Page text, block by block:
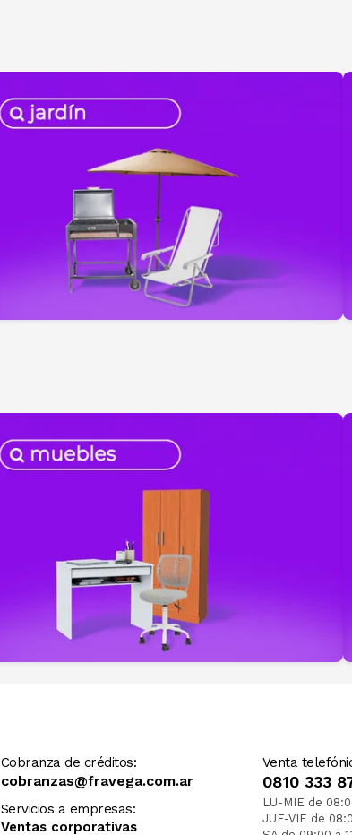
Cobranza de créditos:
cobranzas@fravega.com.ar
Servicios a empresas:
Ventas corporativas
Venta
0810 333
LU-MIE de
JUE-VIE de